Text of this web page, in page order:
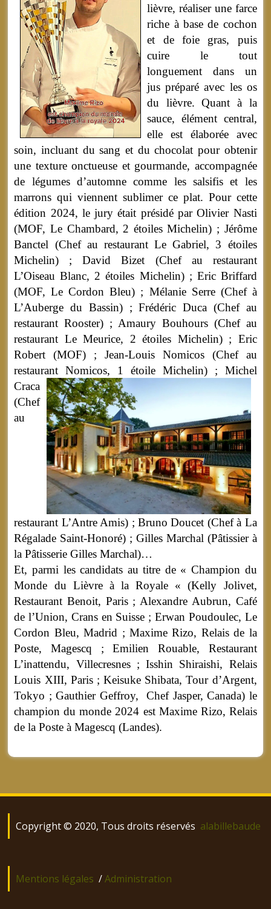
lièvre, réaliser une farce
riche à base de cochon
et de foie gras, puis
cuire le tout
longuement dans un
jus préparé avec les os
du lièvre. Quant à la
sauce, élément central,
elle est élaborée avec
soin, incluant du sang et du chocolat pour obtenir
une texture onctueuse et gourmande, accompagnée
de légumes d’automne comme les salsifis et les
marrons qui viennent sublimer ce plat. Pour cette
édition 2024, le jury était présidé par Olivier Nasti
(MOF, Le Chambard, 2 étoiles Michelin) ; Jérôme
Banctel (Chef au restaurant Le Gabriel, 3 étoiles
Michelin) ; David Bizet (Chef au restaurant
L’Oiseau Blanc, 2 étoiles Michelin) ; Eric Briffard
(MOF, Le Cordon Bleu) ; Mélanie Serre (Chef à
L’Auberge du Bassin) ; Frédéric Duca (Chef au
restaurant Rooster) ; Amaury Bouhours (Chef au
restaurant Le Meurice, 2 étoiles Michelin) ; Eric
Robert (MOF) ; Jean-Louis Nomicos (Chef au
restaurant Nomicos, 1 étoile Michelin) ; Michel
Craca
(Chef
au
restaurant L’Antre Amis) ; Bruno Doucet (Chef à La
Régalade Saint-Honoré) ; Gilles Marchal (Pâtissier à
la Pâtisserie Gilles Marchal)…
Et, parmi les candidats au titre de « Champion du
Monde du Lièvre à la Royale « (Kelly Jolivet,
Restaurant Benoit, Paris ; Alexandre Aubrun, Café
de l’Union, Crans en Suisse ; Erwan Poudoulec, Le
Cordon Bleu, Madrid ; Maxime Rizo, Relais de la
Poste, Magescq ; Emilien Rouable, Restaurant
L’inattendu, Villecresnes ; Isshin Shiraishi, Relais
Louis XIII, Paris ; Keisuke Shibata, Tour d’Argent,
Tokyo ; Gauthier Geffroy, Chef Jasper, Canada) le
champion du monde 2024 est Maxime Rizo, Relais
de la Poste à Magescq (Landes).
Copyright © 2020, Tous droits réservés alabillebaude
Mentions légales /Administration